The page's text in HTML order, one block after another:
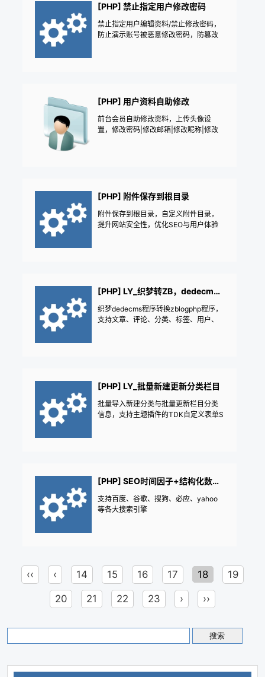
[PHP] 禁止指定用户修改密码
禁止指定用户编辑资料/禁止修改密码，
防止演示账号被恶意修改密码，防篡改
[PHP] 用户资料自助修改
前台会员自助修改资料，上传头像设
置，修改密码|修改邮箱|修改昵称|修改
[PHP] 附件保存到根目录
附件保存到根目录，自定义附件目录，
提升网站安全性，优化SEO与用户体验
[PHP] LY_织梦转ZB，dedecms转zblogphp
织梦dedecms程序转换zblogphp程序，
支持文章、评论、分类、标签、用户、
[PHP] LY_批量新建更新分类栏目
批量导入新建分类与批量更新栏目分类
信息，支持主题插件的TDK自定义表单S
[PHP] SEO时间因子+结构化数据大集合，支持各大搜索引擎
支持百度、谷歌、搜狗、必应、yahoo
等各大搜索引擎
‹‹ ‹ 14 15 16 17 18 19
20 21 22 23 › ››